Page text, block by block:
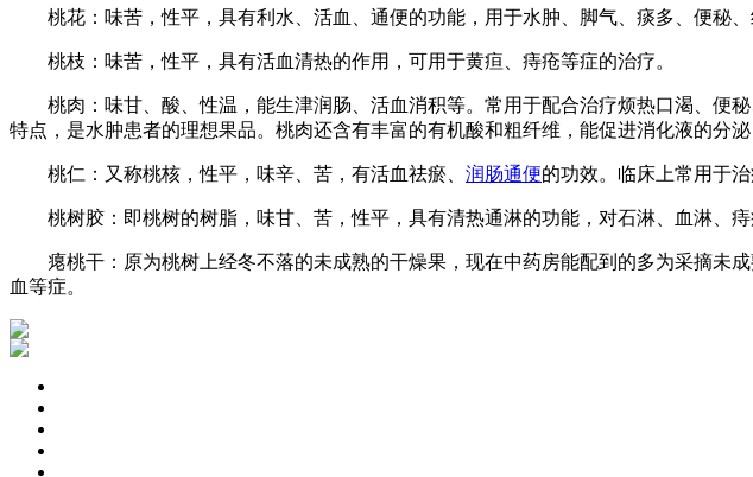
桃花：味苦，性平，具有利水、活血、通便的功能，用于水肿、脚气、痰多、便秘、
桃枝：味苦，性平，具有活血清热的作用，可用于黄疸、痔疮等症的治疗。
桃肉：味甘、酸、性温，能生津润肠、活血消积等。常用于配合治疗烦热口渴、便
特点，是水肿患者的理想果品。桃肉还含有丰富的有机酸和粗纤维，能促进消化液的分
桃仁：又称桃核，性平，味辛、苦，有活血祛瘀、 润肠通便的功效。临床上常用于
桃树胶：即桃树的树脂，味甘、苦，性平，具有清热通淋的功能，对石淋、血淋、痔
瘪桃干：原为桃树上经冬不落的未成熟的干燥果，现在中药房能配到的多为采摘未
血等症。